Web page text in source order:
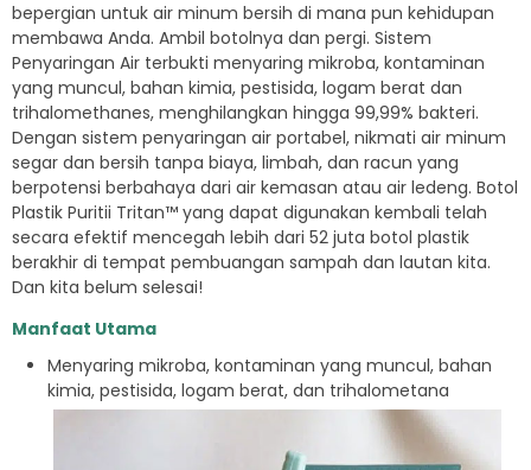
bepergian untuk air minum bersih di mana pun kehidupan
membawa Anda. Ambil botolnya dan pergi. Sistem
Penyaringan Air terbukti menyaring mikroba, kontaminan
yang muncul, bahan kimia, pestisida, logam berat dan
trihalomethanes, menghilangkan hingga 99,99% bakteri.
Dengan sistem penyaringan air portabel, nikmati air minum
segar dan bersih tanpa biaya, limbah, dan racun yang
berpotensi berbahaya dari air kemasan atau air ledeng. Botol
Plastik Puritii Tritan™ yang dapat digunakan kembali telah
secara efektif mencegah lebih dari 52 juta botol plastik
berakhir di tempat pembuangan sampah dan lautan kita.
Dan kita belum selesai!
Manfaat Utama
Menyaring mikroba, kontaminan yang muncul, bahan
kimia, pestisida, logam berat, dan trihalometana